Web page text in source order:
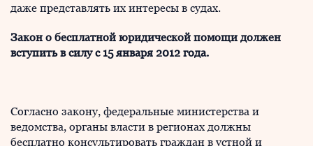
даже представлять их интересы в судах.
Закон о бесплатной юридической помощи должен
вступить в силу с 15 января 2012 года.
Согласно закону, федеральные министерства и
ведомства, органы власти в регионах должны
бесплатно консультировать граждан в устной и